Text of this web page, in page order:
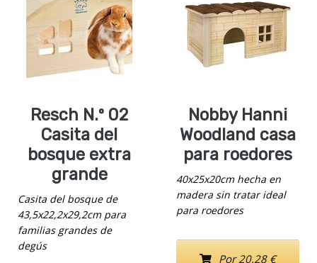
Resch N.º 02
Casita del
bosque extra
grande
Casita del bosque de
43,5x22,2x29,2cm para
familias grandes de
degús
Nobby Hanni
Woodland casa
para roedores
40x25x20cm hecha en
madera sin tratar ideal
para roedores
Por 20,28 €